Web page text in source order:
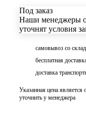
Под заказ
Наши менеджеры
уточнят условия
самовывоз со
бесплатная
доставка
Указанная цена
уточнить у менеджера